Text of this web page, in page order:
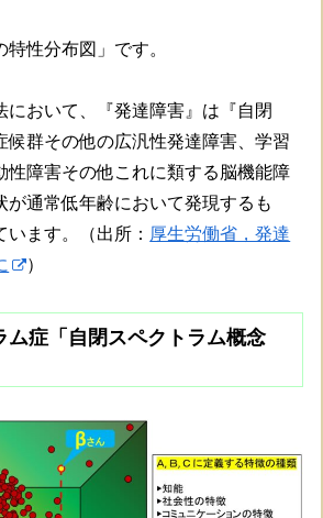
性分布図」です。
において、『発達障害』は『自閉
候群その他の広汎性発達障害、学習
性障害その他これに類する脳機能障
が通常低年齢において発現するも
ます。（出所： 厚生労働省，発達
）
ム症「自閉スペクトラム概念